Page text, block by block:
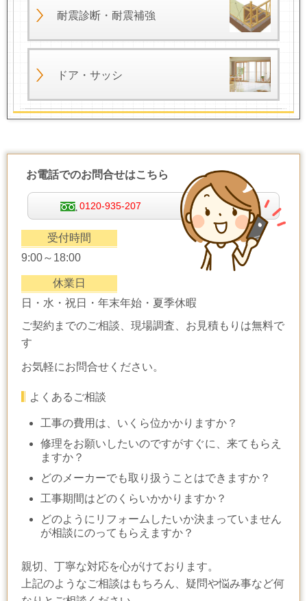
耐震診断・耐震補強
ドア・サッシ
お電話でのお問合せはこちら
0120-935-207
受付時間
9:00～18:00
休業日
日・水・祝日・年末年始・夏季休暇
ご契約までのご相談、現場調査、お見積もりは無料で
す
お気軽にお問合せください。
よくあるご相談
工事の費用は、いくら位かかりますか？
修理をお願いしたいのですがすぐに、来てもらえ
ますか？
どのメーカーでも取り扱うことはできますか？
工事期間はどのくらいかかりますか？
どのようにリフォームしたいか決まっていません
が相談にのってもらえますか？
親切、丁寧な対応を心がけております。
上記のようなご相談はもちろん、疑問や悩み事など何